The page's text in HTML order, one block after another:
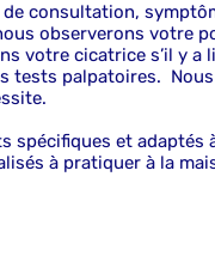
consultation,
observerons votre
cicatrice s’il y a
tests palpatoires.
spécifiques et
à pratiquer à la